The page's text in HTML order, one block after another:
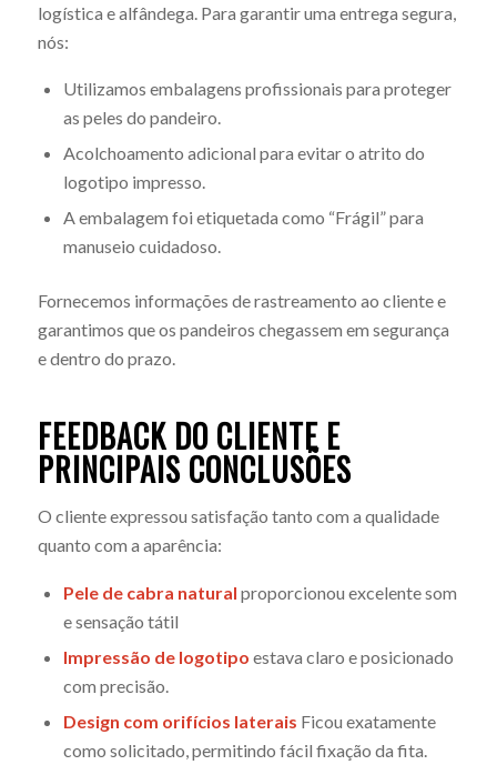
logística e alfândega. Para garantir uma entrega segura,
nós:
Utilizamos embalagens profissionais para proteger
as peles do pandeiro.
Acolchoamento adicional para evitar o atrito do
logotipo impresso.
A embalagem foi etiquetada como “Frágil” para
manuseio cuidadoso.
Fornecemos informações de rastreamento ao cliente e
garantimos que os pandeiros chegassem em segurança
e dentro do prazo.
FEEDBACK DO CLIENTE E
PRINCIPAIS CONCLUSÕES
O cliente expressou satisfação tanto com a qualidade
quanto com a aparência:
Pele de cabra natural proporcionou excelente som
e sensação tátil
Impressão de logotipo estava claro e posicionado
com precisão.
Design com orifícios laterais Ficou exatamente
como solicitado, permitindo fácil fixação da fita.